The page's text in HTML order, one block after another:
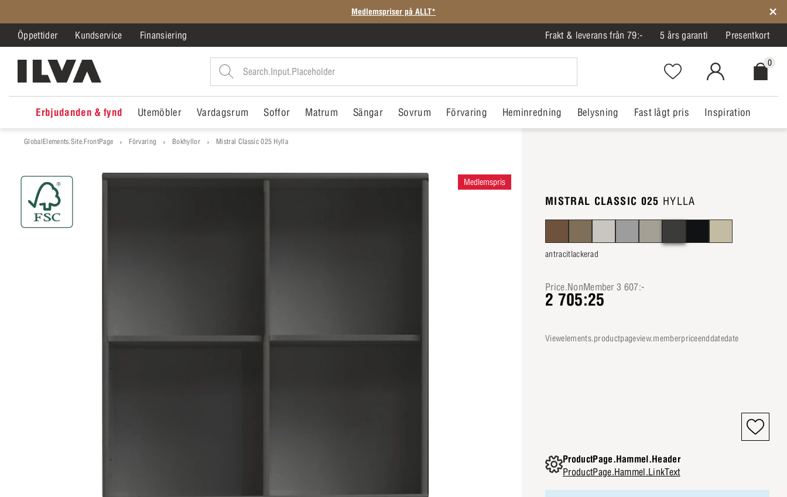
Medlemspriser på ALLT*
Öppettider Kundservice Finansiering Frakt & leverans från 79:- 5 års garanti Presentkort
Favorites.NavigationButton.Text
MitIlva.Login
0
Erbjudanden & fynd Utemöbler Vardagsrum Soffor Matrum Sängar Sovrum Förvaring Heminredning Belysning Fast lågt pris Inspiration
GlobalElements.Site.FrontPage Förvaring Bokhyllor Mistral Classic 025 Hylla
Medlemspris
MISTRAL CLASSIC 025 HYLLA
antracitlackerad
Price.NonMember 3 607:-
2 705:25
viewelements.productpageview.memberpriceenddatedate
ProductPage.Hammel.Header
ProductPage.Hammel.LinkText